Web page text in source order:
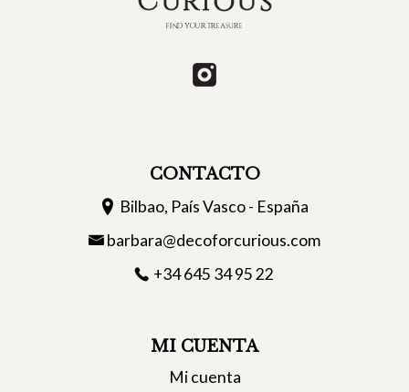
CONTACTO
Bilbao, País Vasco - España
barbara@decoforcurious.com
+34 645 34 95 22
MI CUENTA
Mi cuenta